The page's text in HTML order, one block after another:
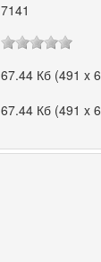
7141
67.44 Кб (491 x
67.44 Кб (491 x